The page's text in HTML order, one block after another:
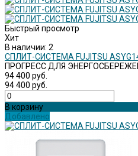
Быстрый просмотр
Хит
В наличии: 2
СПЛИТ-СИСТЕМА FUJITSU
ПРОГРЕСС ДЛЯ
94 400 руб.
94 400 руб.
В корзину
Добавлено